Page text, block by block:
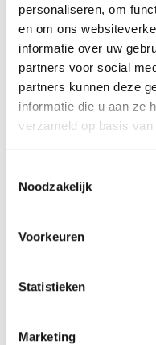
personaliseren, om
en om ons
informatie over uw
partners voor social
partners kunnen deze
informatie die u aan ze
verzameld op basis
Noodzakelijk
Voorkeuren
Statistieken
Marketing
Hinweis: die Länge des
Dies ist die
Anfrage weitere
sich mit uns in
Zögern Sie nicht uns zu